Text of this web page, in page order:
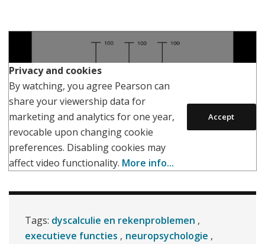
Privacy and cookies
By watching, you agree Pearson can
share your viewership data for
marketing and analytics for one year,
revocable upon changing cookie
preferences. Disabling cookies may
affect video functionality. More info...
Accept
Tags: dyscalculie en rekenproblemen
executieve functies
neuropsychologie